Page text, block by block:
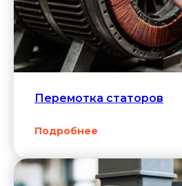
Перемотка статоров
Подробнее